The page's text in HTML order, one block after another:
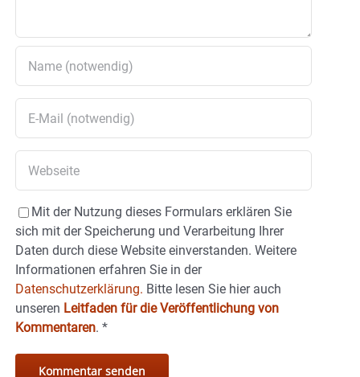
Mit der Nutzung dieses Formulars erklären Sie
sich mit der Speicherung und Verarbeitung Ihrer
Daten durch diese Website einverstanden. Weitere
Informationen erfahren Sie in der
Datenschutzerklärung. Bitte lesen Sie hier auch
unseren Leitfaden für die Veröffentlichung von
Kommentaren. *